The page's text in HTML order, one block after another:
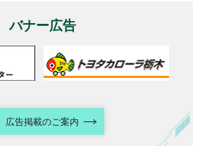
バナー広告
広告掲載のご案内